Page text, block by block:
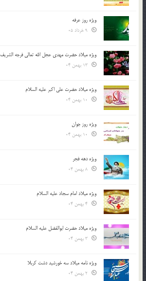
ویژه روز عرفه
ویژه میلاد حضرت مهدی عجل الله تعالی فرجه الشريف
ویژه میلاد حضرت علی اکبر علیه السلام
ویژه روز جوان
ویژه دهه فجر
ویژه میلاد امام سجاد علیه السلام
ویژه میلاد حضرت ابوالفضل علیه السلام
ویژه نامه میلاد سه خورشید دشت کربلا